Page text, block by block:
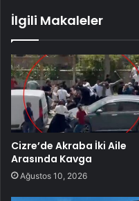
İlgili Makaleler
Cizre’de Akraba İki Aile
Arasında Kavga
Ağustos 10, 2026